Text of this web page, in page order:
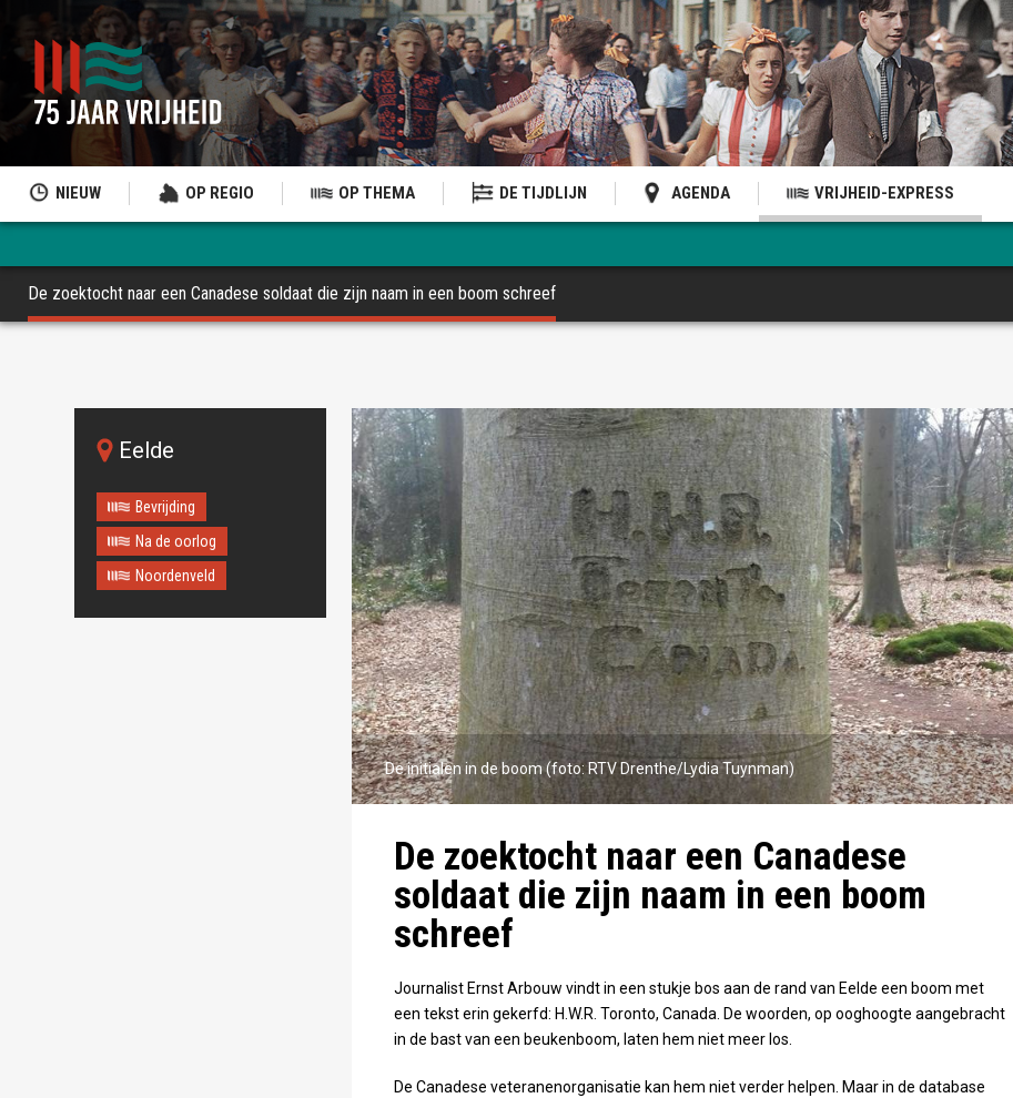
NIEUW OP REGIO OP THEMA DE TIJDLIJN AGENDA VRIJHEID-EXPRESS
De zoektocht naar een Canadese soldaat die zijn naam in een boom schreef
Eelde
Bevrijding
Na de oorlog
Noordenveld
De initialen in de boom (foto: RTV Drenthe/Lydia Tuynman)
De zoektocht naar een Canadese
soldaat die zijn naam in een boom
schreef
Journalist Ernst Arbouw vindt in een stukje bos aan de rand van Eelde een boom met
een tekst erin gekerfd: H.W.R. Toronto, Canada. De woorden, op ooghoogte aangebracht
in de bast van een beukenboom, laten hem niet meer los.
De Canadese veteranenorganisatie kan hem niet verder helpen. Maar in de database